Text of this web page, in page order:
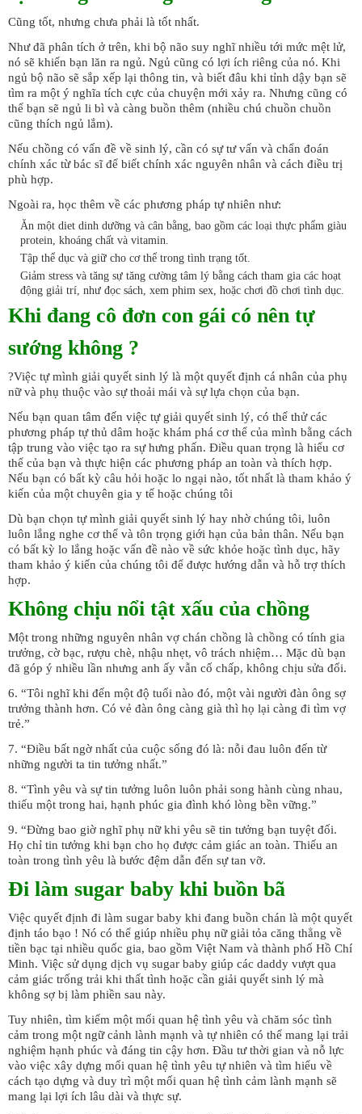
Cũng tốt, nhưng chưa phải là tốt nhất.
Như đã phân tích ở trên, khi bộ não suy nghĩ nhiều tới mức mệt lử,
nó sẽ khiến bạn lăn ra ngủ. Ngủ cũng có lợi ích riêng của nó. Khi
ngủ bộ não sẽ sắp xếp lại thông tin, và biết đâu khi tỉnh dậy bạn sẽ
tìm ra một ý nghĩa tích cực của chuyện mới xảy ra. Nhưng cũng có
thể bạn sẽ ngủ li bì và càng buồn thêm (nhiều chú chuồn chuồn
cũng thích ngủ lắm).
Nếu chồng có vấn đề về sinh lý, cần có sự tư vấn và chẩn đoán
chính xác từ bác sĩ để biết chính xác nguyên nhân và cách điều trị
phù hợp.
Ngoài ra, học thêm về các phương pháp tự nhiên như:
Ăn một diet dinh dưỡng và cân bằng, bao gồm các loại thực phẩm giàu
protein, khoáng chất và vitamin.
Tập thể dục và giữ cho cơ thể trong tình trạng tốt.
Giảm stress và tăng sự tăng cường tâm lý bằng cách tham gia các hoạt
động giải trí, như đọc sách, xem phim sex, hoặc chơi đồ chơi tình dục.
Khi đang cô đơn con gái có nên tự
sướng không ?
?Việc tự mình giải quyết sinh lý là một quyết định cá nhân của phụ
nữ và phụ thuộc vào sự thoải mái và sự lựa chọn của bạn.
Nếu bạn quan tâm đến việc tự giải quyết sinh lý, có thể thử các
phương pháp tự thủ dâm hoặc khám phá cơ thể của mình bằng cách
tập trung vào việc tạo ra sự hưng phấn. Điều quan trọng là hiểu cơ
thể của bạn và thực hiện các phương pháp an toàn và thích hợp.
Nếu bạn có bất kỳ câu hỏi hoặc lo ngại nào, tốt nhất là tham khảo ý
kiến của một chuyên gia y tế hoặc chúng tôi
Dù bạn chọn tự mình giải quyết sinh lý hay nhờ chúng tôi, luôn
luôn lắng nghe cơ thể và tôn trọng giới hạn của bản thân. Nếu bạn
có bất kỳ lo lắng hoặc vấn đề nào về sức khỏe hoặc tình dục, hãy
tham khảo ý kiến của chúng tôi để được hướng dẫn và hỗ trợ thích
hợp.
Không chịu nổi tật xấu của chồng
Một trong những nguyên nhân vợ chán chồng là chồng có tính gia
trưởng, cờ bạc, rượu chè, nhậu nhẹt, vô trách nhiệm… Mặc dù bạn
đã góp ý nhiều lần nhưng anh ấy vẫn cố chấp, không chịu sửa đổi.
6. “Tôi nghĩ khi đến một độ tuổi nào đó, một vài người đàn ông sợ
trưởng thành hơn. Có vẻ đàn ông càng già thì họ lại càng đi tìm vợ
trẻ.”
7. “Điều bất ngờ nhất của cuộc sống đó là: nỗi đau luôn đến từ
những người ta tin tưởng nhất.”
8. “Tình yêu và sự tin tưởng luôn luôn phải song hành cùng nhau,
thiếu một trong hai, hạnh phúc gia đình khó lòng bền vững.”
9. “Đừng bao giờ nghĩ phụ nữ khi yêu sẽ tin tưởng bạn tuyệt đối.
Họ chỉ tin tưởng khi bạn cho họ được cảm giác an toàn. Thiếu an
toàn trong tình yêu là bước đệm dẫn đến sự tan vỡ.
Đi làm sugar baby khi buồn bã
Việc quyết định đi làm sugar baby khi đang buồn chán là một quyết
định táo bạo ! Nó có thể giúp nhiều phụ nữ giải tỏa căng thẳng về
tiền bạc tại nhiều quốc gia, bao gồm Việt Nam và thành phố Hồ Chí
Minh. Việc sử dụng dịch vụ sugar baby giúp các daddy vượt qua
cảm giác trống trải khi thất tình hoặc cần giải quyết sinh lý mà
không sợ bị làm phiền sau này.
Tuy nhiên, tìm kiếm một mối quan hệ tình yêu và chăm sóc tình
cảm trong một ngữ cảnh lành mạnh và tự nhiên có thể mang lại trải
nghiệm hạnh phúc và đáng tin cậy hơn. Đầu tư thời gian và nỗ lực
vào việc xây dựng mối quan hệ tình yêu tự nhiên và tìm hiểu về
cách tạo dựng và duy trì một mối quan hệ tình cảm lành mạnh sẽ
mang lại lợi ích lâu dài và thực sự.